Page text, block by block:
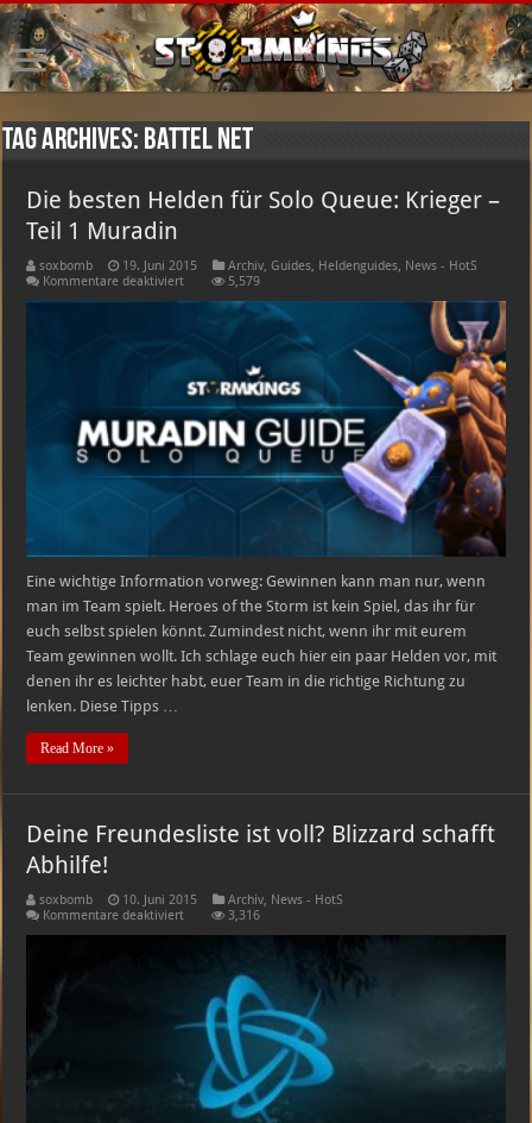
Tag Archives: Battel net
Die besten Helden für Solo Queue: Krieger –
Teil 1 Muradin
soxbomb 19. Juni 2015 Archiv,Guides, Heldenguides, News - HotS
Kommentare deaktiviertfür
Solo
Krieger
–
Teil
Muradin
5,579
Eine wichtige Information vorweg: Gewinnen kann man nur, wenn
man im Team spielt. Heroes of the Storm ist kein Spiel, das ihr für
euch selbst spielen könnt. Zumindest nicht, wenn ihr mit eurem
Team gewinnen wollt. Ich schlage euch hier ein paar Helden vor, mit
denen ihr es leichter habt, euer Team in die richtige Richtung zu
lenken. Diese Tipps …
Read More »
Deine Freundesliste ist voll? Blizzard schafft
Abhilfe!
soxbomb 10. Juni 2015 Archiv, News - HotS
Kommentare deaktiviertfür
Blizzard
schafft
Abhilfe!
3,316